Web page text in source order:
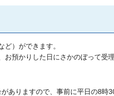
）ができます。
預かりした日にさかのぼって受
ありますので、事前に平日の8時